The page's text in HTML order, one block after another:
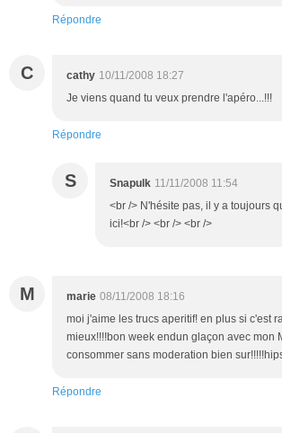
Répondre
C cathy 10/11/2008 18:27
Je viens quand tu veux prendre l'apéro...!!!
Répondre
S Snapulk 11/11/2008 11:54
<br /> N'hésite pas, il y a toujours
ici!<br /> <br /> <br />
M marie 08/11/2008 18:16
moi j'aime les trucs aperitif! en plus si c'est
mieux!!!!bon week endun glaçon avec mon
consommer sans moderation bien
Répondre